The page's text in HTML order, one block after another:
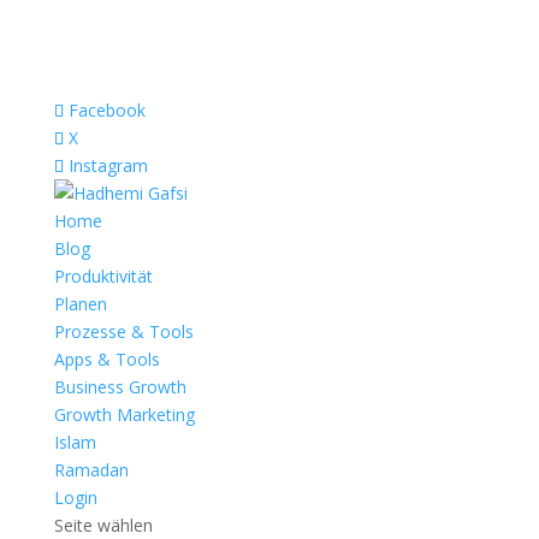
Facebook
X
Instagram
Home
Blog
Produktivität
Planen
Prozesse & Tools
Apps & Tools
Business Growth
Growth Marketing
Islam
Ramadan
Login
Seite wählen